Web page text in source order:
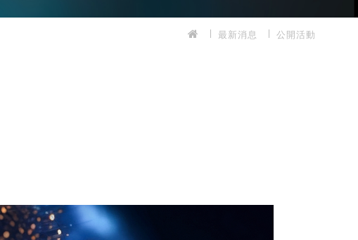
最新消息 公開活動